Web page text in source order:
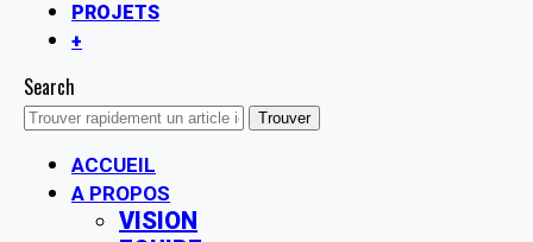
PROJETS
+
Search
ACCUEIL
A PROPOS
VISION